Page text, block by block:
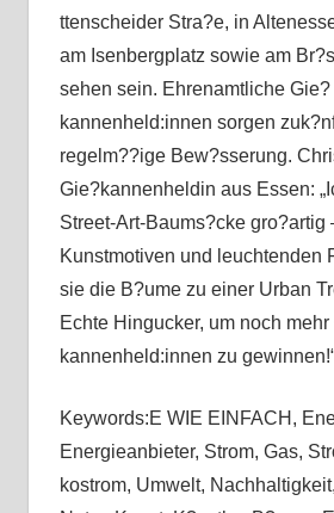
ttenscheider Stra?e, in
am Isenbergplatz sowie am
sehen sein. Ehrenamtliche Gie?
kannenheld:innen sorgen
regelm??ige Bew?sserung.
Gie?kannenheldin aus Essen:
Street-Art-Baums?cke gro?artig
Kunstmotiven und leuchtenden
sie die B?ume zu einer Urban
Echte Hingucker, um noch mehr
kannenheld:innen zu
Keywords:E WIE EINFACH,
Energieanbieter, Strom, Gas,
kostrom, Umwelt,